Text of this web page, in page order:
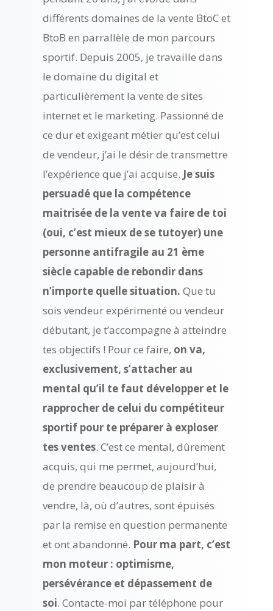
différents domaines de la vente BtoC et
BtoB en parrallèle de mon parcours
sportif. Depuis 2005, je travaille dans
le domaine du digital et
particulièrement la vente de sites
internet et le marketing. Passionné de
ce dur et exigeant métier qu’est celui
de vendeur, j’ai le désir de transmettre
l’expérience que j’ai acquise. Je suis
persuadé que la compétence
maitrisée de la vente va faire de toi
(oui, c’est mieux de se tutoyer) une
personne antifragile au 21 ème
siècle capable de rebondir dans
n’importe quelle situation. Que tu
sois vendeur expérimenté ou vendeur
débutant, je t’accompagne à atteindre
tes objectifs ! Pour ce faire, on va,
exclusivement, s’attacher au
mental qu’il te faut développer et le
rapprocher de celui du compétiteur
sportif pour te préparer à exploser
tes ventes. C’est ce mental, dûrement
acquis, qui me permet, aujourd’hui,
de prendre beaucoup de plaisir à
vendre, là, où d’autres, sont épuisés
par la remise en question permanente
et ont abandonné. Pour ma part, c’est
mon moteur : optimisme,
persévérance et dépassement de
soi. Contacte-moi par téléphone pour